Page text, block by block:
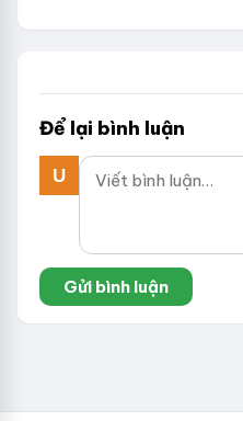
Để lại bình luận